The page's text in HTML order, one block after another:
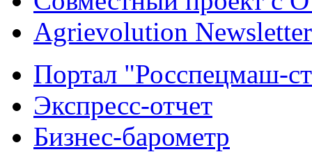
Agrievolution Newsletter
Портал "Росспецмаш-
Экспресс-отчет
Бизнес-барометр